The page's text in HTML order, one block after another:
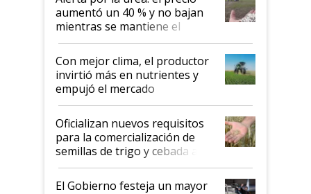
aumentó un 40 % y no bajan
mientras se mantiene el
conflicto en Medio Oriente
Con mejor clima, el productor
invirtió más en nutrientes y
empujó el mercado
Oficializan nuevos requisitos
para la comercialización de
semillas de trigo y cebada a
granel
El Gobierno festeja un mayor